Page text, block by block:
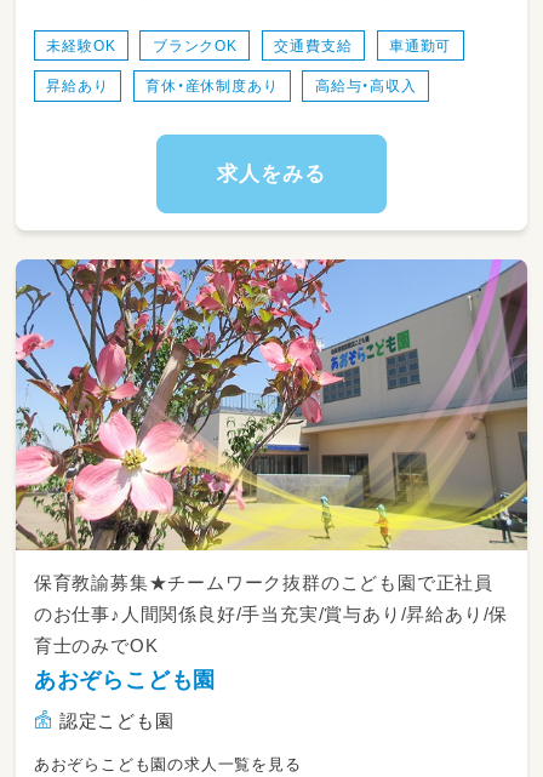
私たちと一緒に、元気な子どもたちに囲まれて
お仕事に取り組みませんか？
しています。
未経験OK ブランクOK 交通費支給 車通勤可
昇給あり 育休・産休制度あり 高給与・高収入
求人をみる
保育教諭募集★チームワーク抜群のこども園で正社員
のお仕事♪人間関係良好/手当充実/賞与あり/昇給あり/保
育士のみでOK
あおぞらこども園
認定こども園
あおぞらこども園の求人一覧を見る